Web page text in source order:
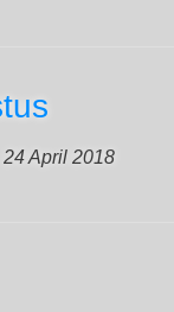
24 April 2018